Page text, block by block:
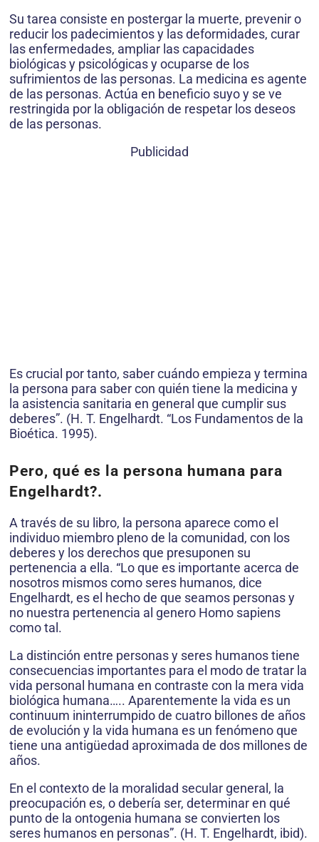
Su tarea consiste en postergar la muerte, prevenir o
reducir los padecimientos y las deformidades, curar
las enfermedades, ampliar las capacidades
biológicas y psicológicas y ocuparse de los
sufrimientos de las personas. La medicina es agente
de las personas. Actúa en beneficio suyo y se ve
restringida por la obligación de respetar los deseos
de las personas.
Publicidad
Es crucial por tanto, saber cuándo empieza y termina
la persona para saber con quién tiene la medicina y
la asistencia sanitaria en general que cumplir sus
deberes”. (H. T. Engelhardt. “Los Fundamentos de la
Bioética. 1995).
Pero, qué es la persona humana para
Engelhardt?.
A través de su libro, la persona aparece como el
individuo miembro pleno de la comunidad, con los
deberes y los derechos que presuponen su
pertenencia a ella. “Lo que es importante acerca de
nosotros mismos como seres humanos, dice
Engelhardt, es el hecho de que seamos personas y
no nuestra pertenencia al genero Homo sapiens
como tal.
La distinción entre personas y seres humanos tiene
consecuencias importantes para el modo de tratar la
vida personal humana en contraste con la mera vida
biológica humana….. Aparentemente la vida es un
continuum ininterrumpido de cuatro billones de años
de evolución y la vida humana es un fenómeno que
tiene una antigüedad aproximada de dos millones de
años.
En el contexto de la moralidad secular general, la
preocupación es, o debería ser, determinar en qué
punto de la ontogenia humana se convierten los
seres humanos en personas”. (H. T. Engelhardt, ibid).